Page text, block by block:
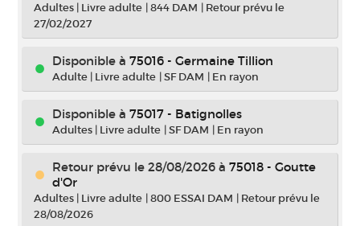
Adultes | Livre adulte |844 DAM | Retour prévu le
27/02/2027
Disponible à 75016 - Germaine Tillion
Adulte | Livre adulte |SF DAM | En rayon
Disponible à 75017 - Batignolles
Adultes | Livre adulte |SF DAM | En rayon
Retour prévu le 28/08/2026 à 75018 - Goutte
d'Or
Adultes | Livre adulte |800 ESSAI DAM | Retour prévu le
28/08/2026